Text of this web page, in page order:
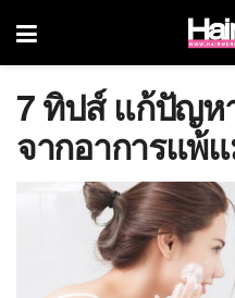
7 ทิปส์ แก้ปัญ
จากอาการแพ้